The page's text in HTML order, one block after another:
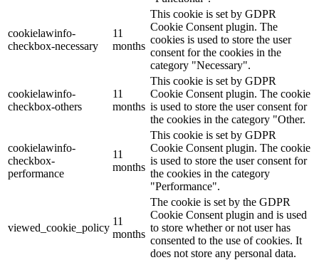
cookielawinfo-
checkbox-necessary
11
months
This cookie is set by GDPR
Cookie Consent plugin. The
cookies is used to store the user
consent for the cookies in the
category "Necessary".
cookielawinfo-
checkbox-others
11
months
This cookie is set by GDPR
Cookie Consent plugin. The cookie
is used to store the user consent for
the cookies in the category "Other.
cookielawinfo-
checkbox-
performance
11
months
This cookie is set by GDPR
Cookie Consent plugin. The cookie
is used to store the user consent for
the cookies in the category
"Performance".
viewed_cookie_policy
11
months
The cookie is set by the GDPR
Cookie Consent plugin and is used
to store whether or not user has
consented to the use of cookies. It
does not store any personal data.